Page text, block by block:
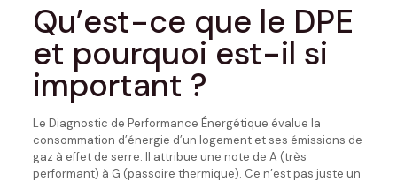
Qu’est-ce que le DPE
et pourquoi est-il si
important ?
Le Diagnostic de Performance Énergétique évalue la
consommation d’énergie d’un logement et ses émissions de
gaz à effet de serre. Il attribue une note de A (très
performant) à G (passoire thermique). Ce n’est pas juste un